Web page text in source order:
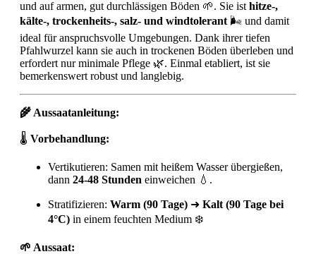
und auf armen, gut durchlässigen Böden 🌱. Sie ist hitze-,
kälte-, trockenheits-, salz- und windtolerant 🌬️ und damit
ideal für anspruchsvolle Umgebungen. Dank ihrer tiefen
Pfahlwurzel kann sie auch in trockenen Böden überleben und
erfordert nur minimale Pflege 🌿. Einmal etabliert, ist sie
bemerkenswert robust und langlebig.
🌾 Aussaatanleitung:
🌡️ Vorbehandlung:
Vertikutieren: Samen mit heißem Wasser übergießen,
dann 24-48 Stunden einweichen 💧.
Stratifizieren: Warm (90 Tage) ➜ Kalt (90 Tage bei
4°C) in einem feuchten Medium ❄️
🌱 Aussaat: